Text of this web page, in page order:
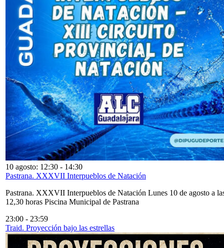
10 agosto: 12:30 - 14:30
Pastrana. XXXVII Interpueblos de Natación
Pastrana. XXXVII Interpueblos de Natación Lunes 10 de agosto a
12,30 horas Piscina Municipal de Pastrana
23:00 - 23:59
Traid. Proyección bajo las estrellas